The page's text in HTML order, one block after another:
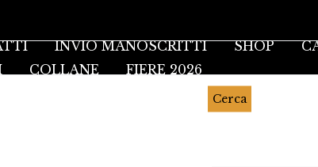
INVIO MANOSCRITTI SHOP
COLLANE FIERE 2026
Cerca